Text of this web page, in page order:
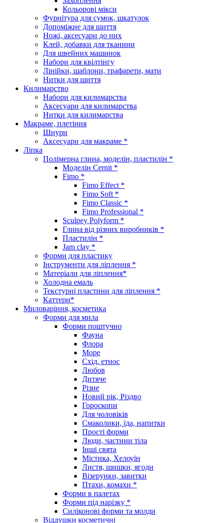
Кольорові мікси
Фурнітура для сумок, шкатулок
Допоміжне для шиття
Ножі, аксесуари до них
Клей, добавки для тканини
Для швейних машинок
Набори для квілтінгу
Лінійки, шаблони, трафарети, мати
Нитки для шиття
Килимарство
Набори для килимарства
Аксесуари для килимарства
Нитки для килимарства
Макраме, плетіння
Шнури
Аксесуари для макраме *
Ліпка
Полімерна глина, моделін, пластилін *
Моделін Cernit *
Fimo *
Fimo Effect *
Fimo Soft *
Fimo Classic *
Fimo Professional *
Sculpey Polyform *
Глина від різних виробників *
Пластилін *
Jam clay *
Форми для пластику
Інструменти для ліплення *
Матеріали для ліплення*
Холодна емаль
Текстурні пластини для ліплення *
Каттери*
Миловаріння, косметика
Форми для мила
Форми поштучно
Фауна
Флора
Море
Схід, етнос
Любов
Дитяче
Різне
Новий рік, Різдво
Гороскопи
Для чоловіків
Смаколики, їда, напитки
Прості форми
Люди, частини тіла
Інші свята
Містика, Хелоуїн
Листя, шишки, ягоди
Візерунки, завитки
Птахи, комахи *
Форми в палетах
Форми під нарізку *
Силіконові форми та молди
Віддушки косметичні